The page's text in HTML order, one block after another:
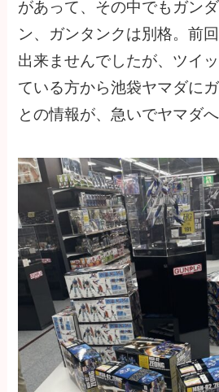
があって、その中でもガン
ン、ガンタンクは別格。前
出来ませんでしたが、ツイ
ている方から池袋ヤマダに
との情報が、急いでヤマダへ